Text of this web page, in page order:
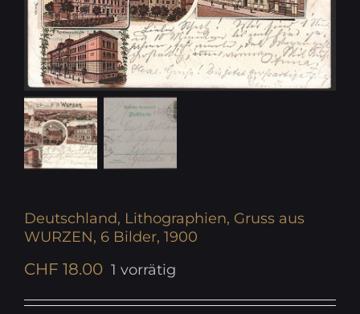
Deutschland, Lithographien, Gruss aus
WURZEN, 6 Bilder, 1900
CHF 18.00 1 vorrätig